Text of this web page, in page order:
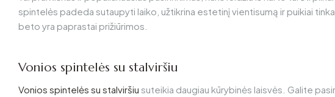
spintelės padeda sutaupyti laiko, užtikrina estetinį vientisumą ir puikiai
beto yra paprastai prižiūrimos.
Vonios spintelės su stalviršiu
Vonios spintelės su stalviršiu suteikia daugiau kūrybinės laisvės. Galite